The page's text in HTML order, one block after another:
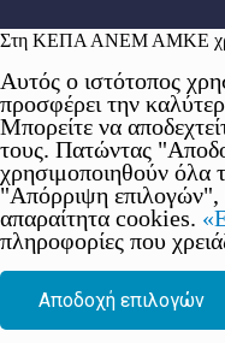
Στη ΚΕΠΑ ΑΝΕΜ ΑΜΚΕ
Αυτός ο ιστότοπος
προσφέρει την
Μπορείτε να
τους. Πατώντας
χρησιμοποιηθούν όλα
"Απόρριψη επιλογών",
απαραίτητα cookies.
πληροφορίες που
Αποδοχή επιλογών